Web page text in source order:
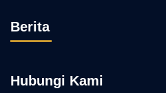
Berita
Hubungi Kami